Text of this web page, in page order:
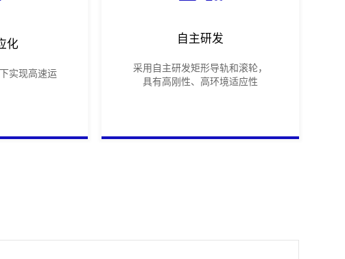
化
实现高速运
自主研发
采用自主研发矩形导轨和滚轮，
具有高刚性、高环境适应性